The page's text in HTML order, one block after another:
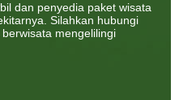
dan penyedia paket wisata
Silahkan hubungi
mengelilingi